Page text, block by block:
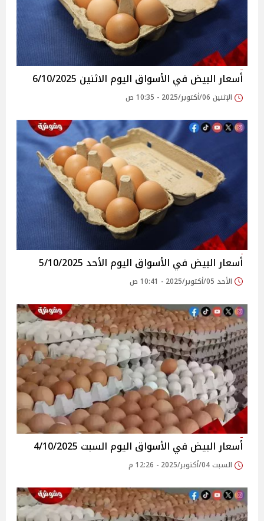
أسعار البيض في الأسواق‎‎ اليوم الاثنين 6/10/2025
الإثنين 06/أكتوبر/2025 - 10:35 ص
أسعار البيض في الأسواق‎‎ اليوم الأحد 5/10/2025
الأحد 05/أكتوبر/2025 - 10:41 ص
أسعار البيض في الأسواق‎‎ اليوم السبت 4/10/2025
السبت 04/أكتوبر/2025 - 12:26 م